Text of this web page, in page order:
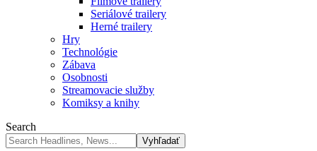
Seriálové trailery
Herné trailery
Hry
Technológie
Zábava
Osobnosti
Streamovacie služby
Komiksy a knihy
Search